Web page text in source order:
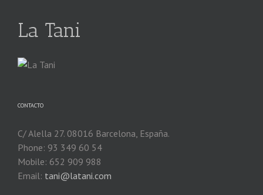
La Tani
CONTACTO
C/ Alella 27. 08016 Barcelona, España.
Phone: 93 349 60 54
Mobile: 652 909 988
Email: tani@latani.com